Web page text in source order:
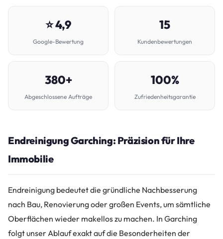
⭐ 4,9
Google-Bewertung
15
Kundenbewertungen
380+
Abgeschlossene Aufträge
100%
Zufriedenheitsgarantie
Endreinigung Garching: Präzision für Ihre
Immobilie
Endreinigung bedeutet die gründliche Nachbesserung
nach Bau, Renovierung oder großen Events, um sämtliche
Oberflächen wieder makellos zu machen. In Garching
folgt unser Ablauf exakt auf die Besonderheiten der